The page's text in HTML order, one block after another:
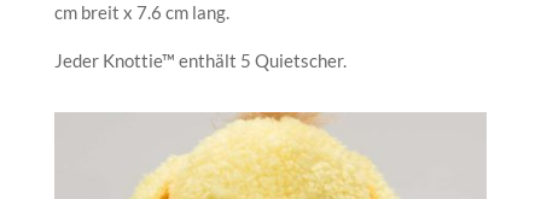
cm breit x 7.6 cm lang.
Jeder Knottie™ enthält 5 Quietscher.